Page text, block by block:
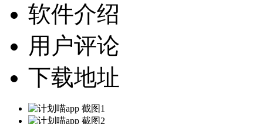
软件介绍
用户评论
下载地址